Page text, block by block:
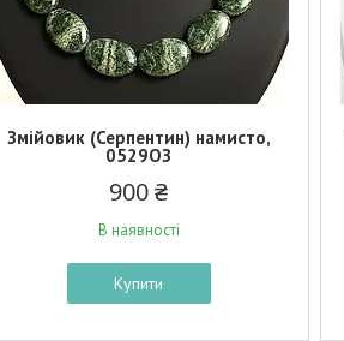
Змійовик (Серпентин) намисто,
0529ОЗ
900 ₴
В наявності
Купити